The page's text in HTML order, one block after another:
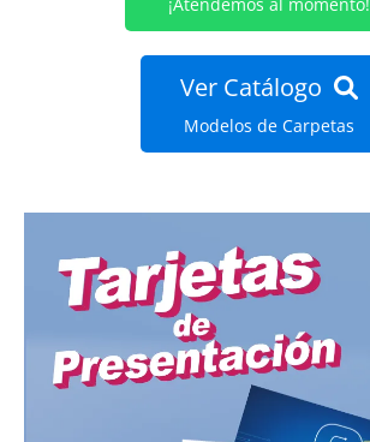
Ver Catálogo
Modelos de Carpetas